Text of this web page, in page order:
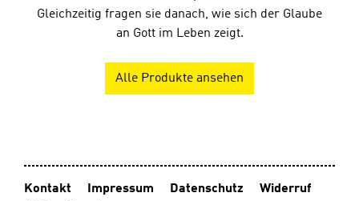
Gleichzeitig fragen sie danach, wie sich der Glaube
an Gott im Leben zeigt.
Alle Produkte ansehen
Kontakt Impressum Datenschutz
Widerruf